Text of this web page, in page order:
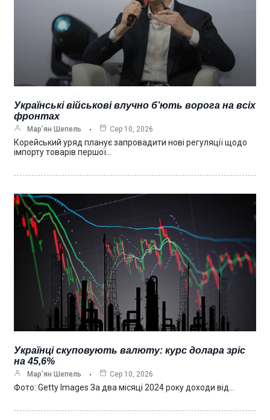
Українські військові влучно б’ють ворога на всіх
фронтах
Мар’ян Шепель Сер 10, 2026
Корейський уряд планує запровадити нові регуляції щодо
імпорту товарів першої…
Українці скуповують валюту: курс долара зріс
на 45,6%
Мар’ян Шепель Сер 10, 2026
Фото: Getty Images За два місяці 2024 року доходи від…